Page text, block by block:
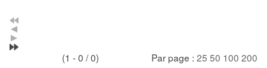
(1 - 0 / 0) Par page : 25 50 100 200